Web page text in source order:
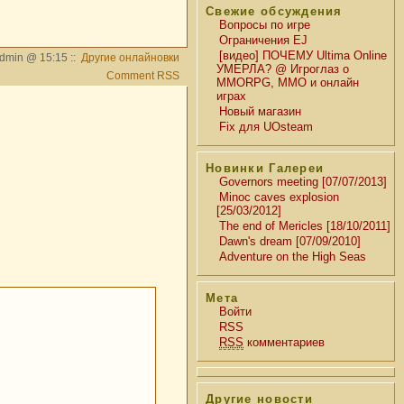
Свежие обсуждения
Вопросы по игре
Ограничения EJ
[видео] ПОЧЕМУ Ultima Online
УМЕРЛА? @ Игроглаз о
MMORPG, MMO и онлайн
играх
Новый магазин
Fix для UOsteam
Новинки Галереи
Governors meeting [07/07/2013]
Minoc caves explosion
[25/03/2012]
The end of Mericles [18/10/2011]
Dawn's dream [07/09/2010]
Adventure on the High Seas
Мета
Войти
RSS
RSS комментариев
Другие новости
@ 15:15 :: Другие онлайновки
Comment RSS